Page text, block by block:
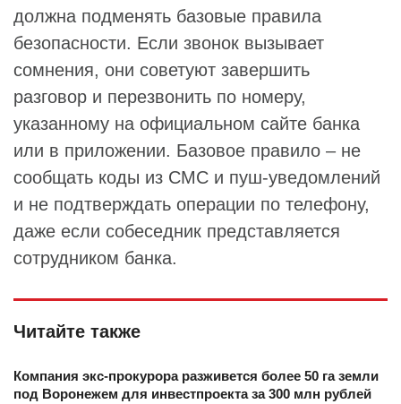
должна подменять базовые правила
безопасности. Если звонок вызывает
сомнения, они советуют завершить
разговор и перезвонить по номеру,
указанному на официальном сайте банка
или в приложении. Базовое правило – не
сообщать коды из СМС и пуш‑уведомлений
и не подтверждать операции по телефону,
даже если собеседник представляется
сотрудником банка.
Читайте также
Компания экс-прокурора разживется более 50 га земли
под Воронежем для инвестпроекта за 300 млн рублей